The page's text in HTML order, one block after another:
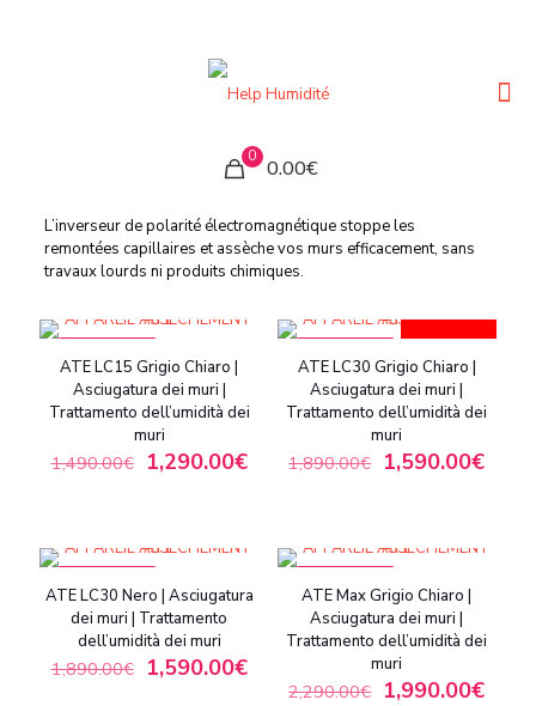
0 0.00€
L’inverseur de polarité électromagnétique stoppe les
remontées capillaires et assèche vos murs efficacement, sans
travaux lourds ni produits chimiques.
ATE LC15 Grigio Chiaro |
Asciugatura dei muri |
Trattamento dell’umidità dei
muri
1,490.00€ 1,290.00€
ATE LC30 Grigio Chiaro |
Asciugatura dei muri |
Trattamento dell’umidità dei
muri
1,890.00€ 1,590.00€
ATE LC30 Nero | Asciugatura
dei muri | Trattamento
dell’umidità dei muri
1,890.00€ 1,590.00€
ATE Max Grigio Chiaro |
Asciugatura dei muri |
Trattamento dell’umidità dei
muri
2,290.00€ 1,990.00€